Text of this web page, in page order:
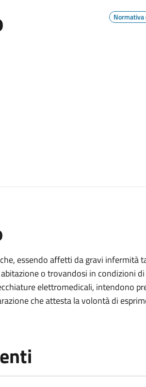
essendo affetti da gravi infermità
o trovandosi in condizioni
elettromedicali, intendono
che attesta la volontà di